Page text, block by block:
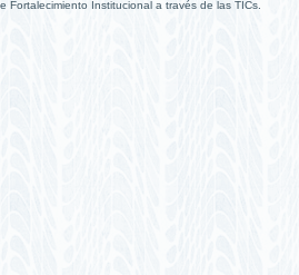
Fortalecimiento Institucional a través de las TICs.